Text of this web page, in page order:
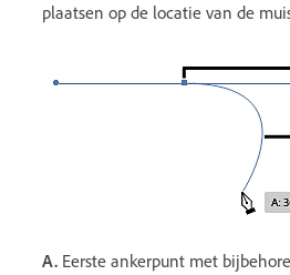
plaatsen op de locatie van de
A. Eerste ankerpunt met